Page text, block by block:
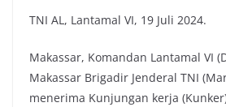
TNI AL, Lantamal VI, 19 Juli 2024.
Makassar, Komandan Lantamal VI
Makassar Brigadir Jenderal TNI
menerima Kunjungan kerja